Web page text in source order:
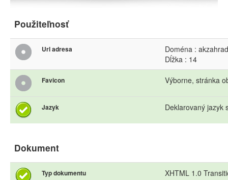
Použiteľnosť
Url adresa
Doména :
Dĺžka : 14
Favicon Výborne, stránka
Jazyk Deklarovaný jazyk
Dokument
Typ dokumentu XHTML 1.0